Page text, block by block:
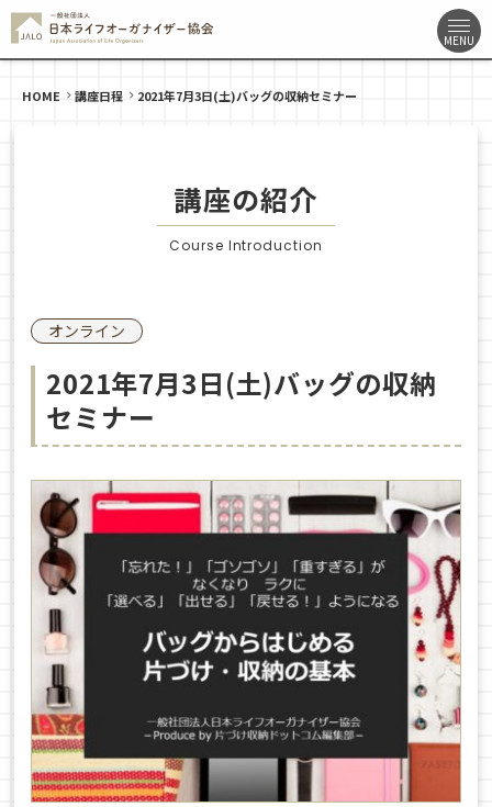
HOME 講座日程 2021年7月3日(土)バッグの収納セミナー
講座の紹介
Course Introduction
オンライン
2021年7月3日(土)バッグの収納
セミナー